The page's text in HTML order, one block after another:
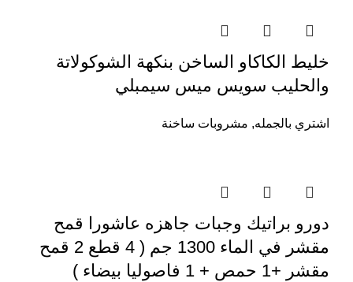
خليط الكاكاو الساخن بنكهة الشوكولاتة
والحليب سويس ميس سيمبلي
اشتري بالجمله, مشروبات ساخنة
دورو براتيك وجبات جاهزه عاشورا قمح
مقشر في الماء 1300 جم ( 4 قطع 2 قمح
مقشر +1 حمص + 1 فاصوليا بيضاء )